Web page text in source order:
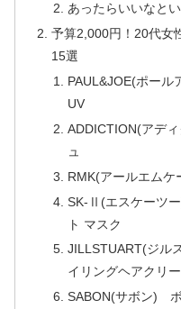
あったらいいなと
予算2,000円！20代女
15選
PAUL&JOE(ポール
UV
ADDICTION(アデ
ュ
RMK(アールエム
SK-Ⅱ(エスケーツ
ト マスク
JILLSTUART(ジル
イリングヘアクリ
SABON(サボン)